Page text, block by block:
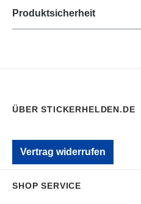
Produktsicherheit
ÜBER STICKERHELDEN.DE
Vertrag widerrufen
SHOP SERVICE